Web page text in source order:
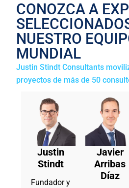
CONOZCA A
NUESTRO
MUNDIAL
Justin Stindt Consultants
proyectos de más de 50
Justin
Stindt
Fundador y
Javier
Arribas
Díaz